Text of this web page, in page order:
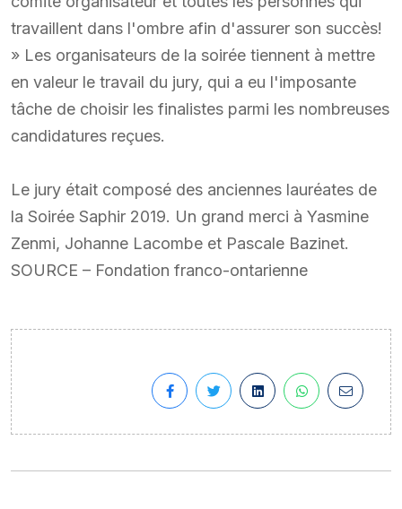
travaillent dans l'ombre afin d'assurer son succès!
» Les organisateurs de la soirée tiennent à mettre
en valeur le travail du jury, qui a eu l'imposante
tâche de choisir les finalistes parmi les nombreuses
candidatures reçues.
Le jury était composé des anciennes lauréates de
la Soirée Saphir 2019. Un grand merci à Yasmine
Zenmi, Johanne Lacombe et Pascale Bazinet.
SOURCE – Fondation franco-ontarienne